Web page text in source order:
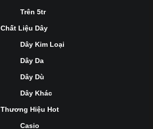
Trên 5tr
Chất Liệu Dây
Dây Kim Loại
Dây Da
Dây Dù
Dây Khác
Thương Hiệu Hot
Casio